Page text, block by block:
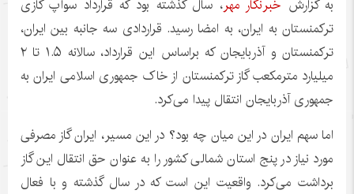
به گزارش خبرنگار مهر، سال گذشته بود که قرارداد سوآپ گازی
ترکمنستان به ایران، به امضا رسید. قراردادی سه جانبه بین ایران،
ترکمنستان و آذربایجان که براساس این قرارداد، سالانه ۱.۵ تا ۲
میلیارد مترمکعب گاز ترکمنستان از خاک جمهوری اسلامی ایران به
جمهوری آذربایجان انتقال پیدا می‌کرد.
اما سهم ایران در این میان چه بود؟ در این مسیر، ایران گاز مصرفی
مورد نیاز در پنج استان شمالی کشور را به عنوان حق انتقال این گاز
برداشت می‌کرد. واقعیت این است که در سال گذشته و با فعال